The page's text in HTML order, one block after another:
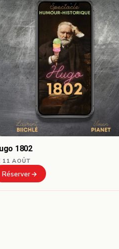
1802
11 AOÛT
Réserver